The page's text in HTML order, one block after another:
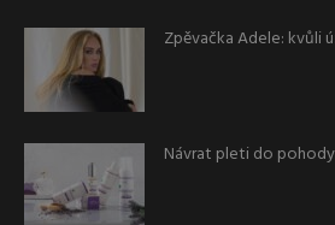
Zpěvačka Adele: kvůli
Návrat pleti do pohody